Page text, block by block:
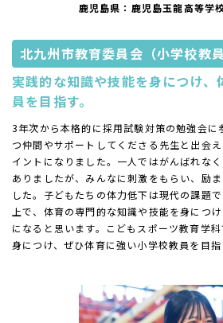
鹿児島県：鹿児島玉龍高等学
北九州市教育委員会（小学校教
実践的な知識や技能を身につけ、
員を目指す。
3年次から本格的に採用試験対策の勉強会に
つ仲間やサポートしてくださる先生と出会
イントになりました。一人ではがんばれな
ありましたが、みんなに刺激をもらい、励
した。子どもたちの体力低下は現代の課題
上で、体育の専門的な知識や技能を身につ
になると思います。こどもスポーツ教育学
身につけ、ぜひ体育に強い小学校教員を目指